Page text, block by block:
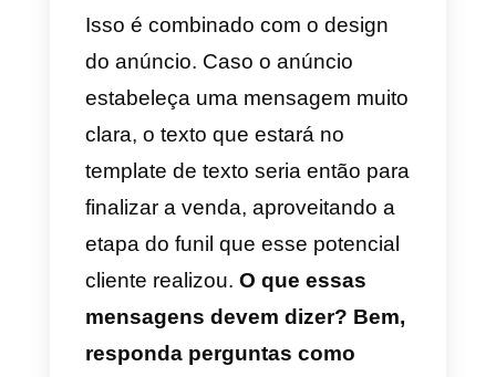
que tenha umgancho com seu
público e que descreva algo
sobre o produto, ou que estimule
a comunicação do potencial
cliente.
13) O Título também o escreve
com precisão; não se limite
apenas à opção que vem por